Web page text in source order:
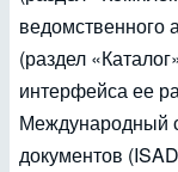
ведомственного
(раздел
интерфейса ее
Международный
документов